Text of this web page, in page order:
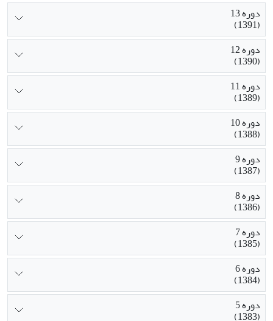
دوره 13
(1391)
دوره 12
(1390)
دوره 11
(1389)
دوره 10
(1388)
دوره 9
(1387)
دوره 8
(1386)
دوره 7
(1385)
دوره 6
(1384)
دوره 5
(1383)